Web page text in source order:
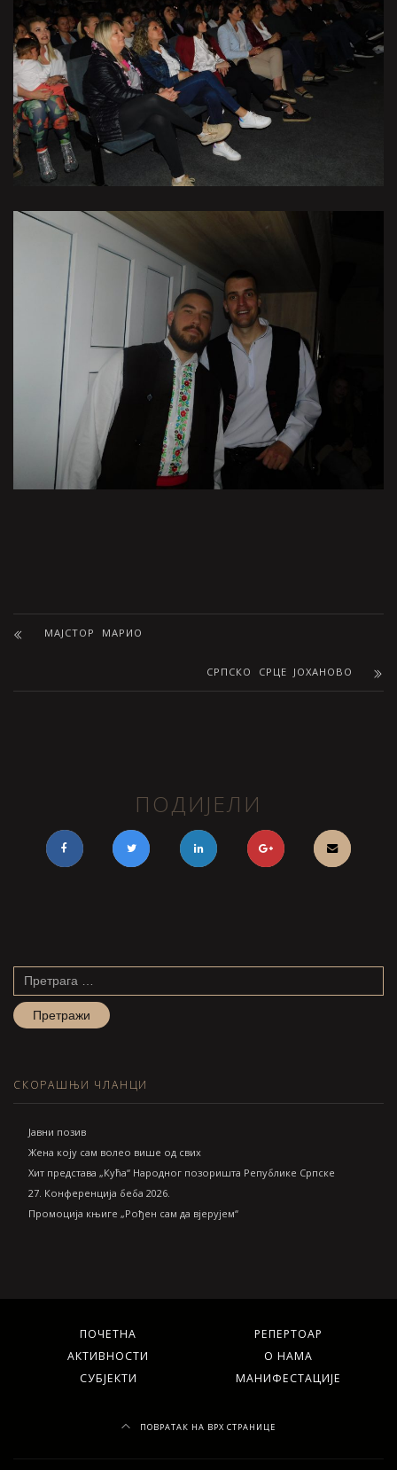
МАЈСТОР МАРИО
СРПСКО СРЦЕ ЈОХАНОВО
ПОДИЈЕЛИ
Претрага
СКОРАШЊИ ЧЛАНЦИ
Jавни позив
Жена коју сам волео више од свих
Хит представа „Кућа“ Народног позоришта Републике Српске
27. Конференција беба 2026.
Промоција књиге „Рођен сам да вјерујем“
ПОЧЕТНА
РЕПЕРТОАР
АКТИВНОСТИ
О НАМА
СУБЈЕКТИ
МАНИФЕСТАЦИЈЕ
ПОВРАТАК НА ВРХ СТРАНИЦЕ